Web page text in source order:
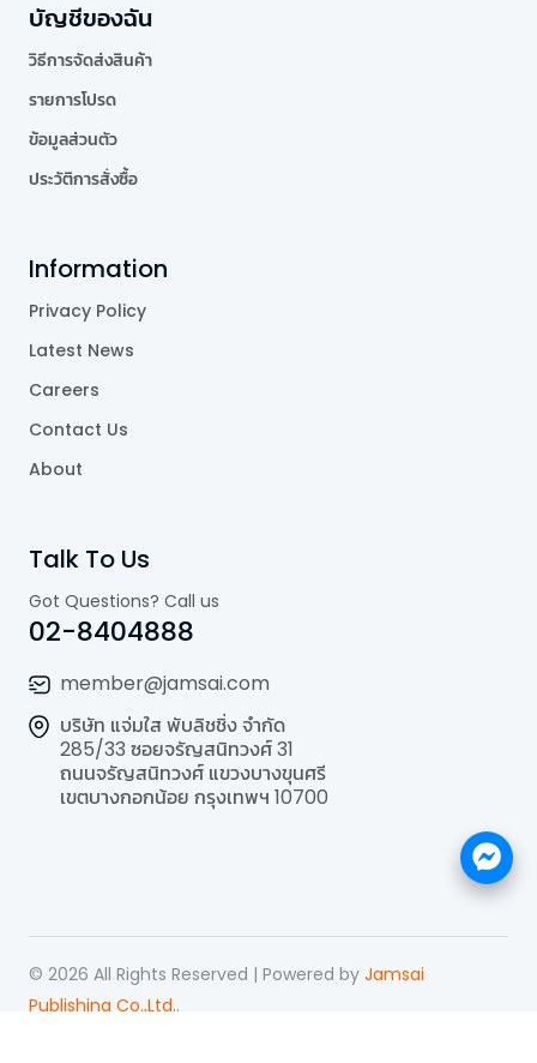
บัญชีของฉัน
วิธีการจัดส่งสินค้า
รายการโปรด
ข้อมูลส่วนตัว
ประวัติการสั่งซื้อ
Information
Privacy Policy
Latest News
Careers
Contact Us
About
Talk To Us
Got Questions? Call us
02-8404888
member@jamsai.com
บริษัท แจ่มใส พับลิชชิ่ง จำกัด
285/33 ซอยจรัญสนิทวงศ์ 31
ถนนจรัญสนิทวงศ์ แขวงบางขุนศรี
เขตบางกอกน้อย กรุงเทพฯ 10700
© 2026 All Rights Reserved | Powered by Jamsai
Publishing Co.,Ltd..